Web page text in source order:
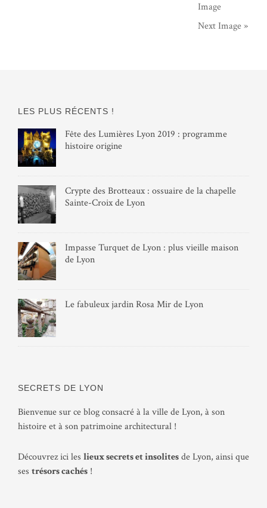
Image
Next Image »
LES PLUS RÉCENTS !
Fête des Lumières Lyon 2019 : programme
histoire origine
Crypte des Brotteaux : ossuaire de la chapelle
Sainte-Croix de Lyon
Impasse Turquet de Lyon : plus vieille maison
de Lyon
Le fabuleux jardin Rosa Mir de Lyon
SECRETS DE LYON
Bienvenue sur ce blog consacré à la ville de Lyon, à son
histoire et à son patrimoine architectural !
Découvrez ici les lieux secrets et insolitesde Lyon, ainsi que
ses trésors cachés !